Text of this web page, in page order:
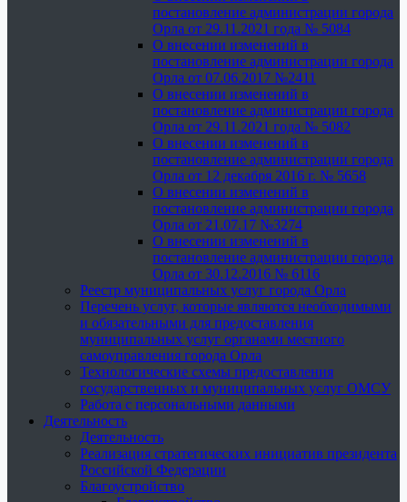
постановление администрации города
Орла от 29.11.2021 года № 5084
О внесении изменений в
постановление администрации города
Орла от 07.06.2017 №2411
О внесении изменений в
постановление администрации города
Орла от 29.11.2021 года № 5082
О внесении изменений в
постановление администрации города
Орла от 12 декабря 2016 г. № 5658
О внесении изменений в
постановление администрации города
Орла от 21.07.17 №3274
О внесении изменений в
постановление администрации города
Орла от 30.12.2016 № 6116
Реестр муниципальных услуг города Орла
Перечень услуг, которые являются необходимыми
и обязательными для предоставления
муниципальных услуг органами местного
самоуправления города Орла
Технологические схемы предоставления
государственных и муниципальных услуг ОМСУ
Работа с персональными данными
Деятельность
Деятельность
Реализация стратегических инициатив президента
Российской Федерации
Благоустройство